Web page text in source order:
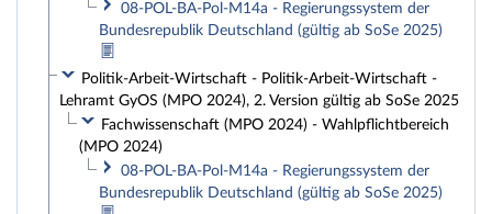
08-POL-BA-Pol-M14a - Regierungssystem der
Bundesrepublik Deutschland (gültig ab SoSe 2025)
Politik-Arbeit-Wirtschaft - Politik-Arbeit-Wirtschaft -
Lehramt GyOS (MPO 2024), 2. Version gültig ab SoSe 2025
Fachwissenschaft (MPO 2024) - Wahlpflichtbereich
(MPO 2024)
08-POL-BA-Pol-M14a - Regierungssystem der
Bundesrepublik Deutschland (gültig ab SoSe 2025)